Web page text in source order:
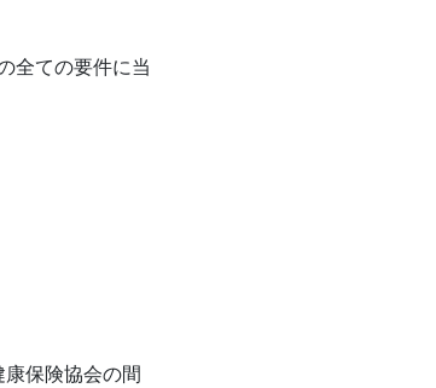
全ての要件に当
保険協会の間